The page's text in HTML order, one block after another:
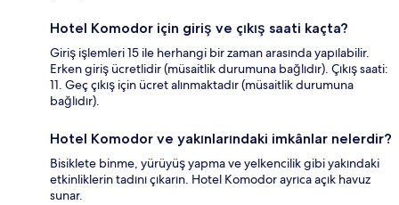
Hotel Komodor için giriş ve çıkış saati kaçta?
Giriş işlemleri 15 ile herhangi bir zaman arasında yapılabilir.
Erken giriş ücretlidir (müsaitlik durumuna bağlıdır). Çıkış saati:
11. Geç çıkış için ücret alınmaktadır (müsaitlik durumuna
bağlıdır).
Hotel Komodor ve yakınlarındaki imkânlar nelerdir?
Bisiklete binme, yürüyüş yapma ve yelkencilik gibi yakındaki
etkinliklerin tadını çıkarın. Hotel Komodor ayrıca açık havuz
sunar.